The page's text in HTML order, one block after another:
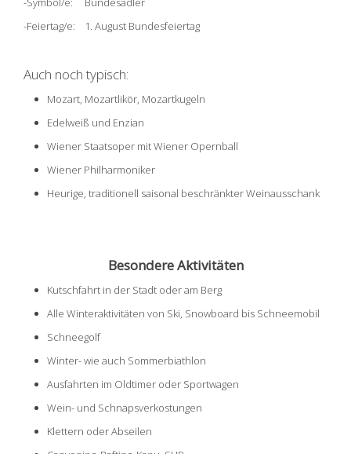
-Feiertag/e: 1. August Bundesfeiertag
Auch noch typisch:
Mozart, Mozartlikör, Mozartkugeln
Edelweiß und Enzian
Wiener Staatsoper mit Wiener Opernball
Wiener Philharmoniker
Heurige, traditionell saisonal beschränkter Weinausschank
Besondere Aktivitäten
Kutschfahrt in der Stadt oder am Berg
Alle Winteraktivitäten von Ski, Snowboard bis Schneemobil
Schneegolf
Winter- wie auch Sommerbiathlon
Ausfahrten im Oldtimer oder Sportwagen
Wein- und Schnapsverkostungen
Klettern oder Abseilen